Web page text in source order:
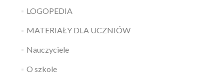
LOGOPEDIA
MATERIAŁY DLA UCZNIÓW
Nauczyciele
O szkole